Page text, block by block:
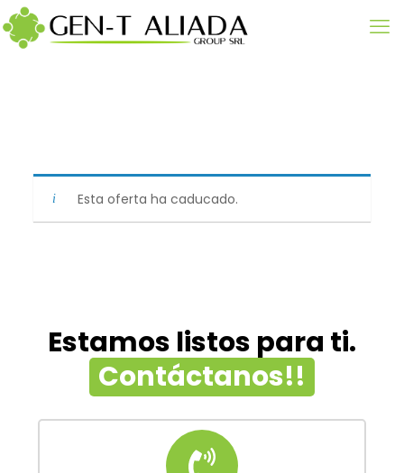
Esta oferta ha caducado.
Estamos listos para ti.
Contáctanos!!